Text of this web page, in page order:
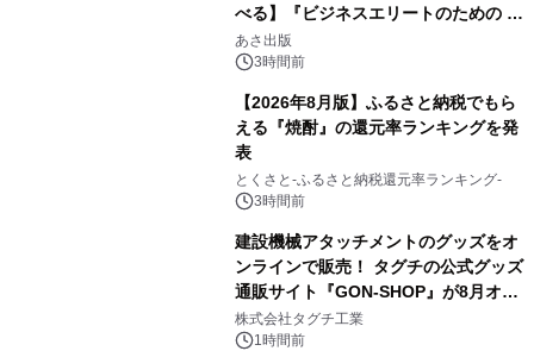
べる】『ビジネスエリートのための 教
養としての蕎麦』2026年8月25日
（火）発売
あさ出版
3時間前
【2026年8月版】ふるさと納税でもら
える『焼酎』の還元率ランキングを発
表
とくさと-ふるさと納税還元率ランキング-
3時間前
建設機械アタッチメントのグッズをオ
ンラインで販売！ タグチの公式グッズ
通販サイト『GON-SHOP』が8月オー
プン
株式会社タグチ工業
1時間前